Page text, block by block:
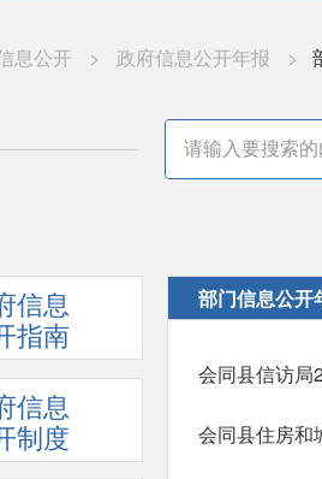
息公开 > 政府信息公开年报 >
信息
指南
信息
制度
部门信息公开
会同县信访局
会同县住房和